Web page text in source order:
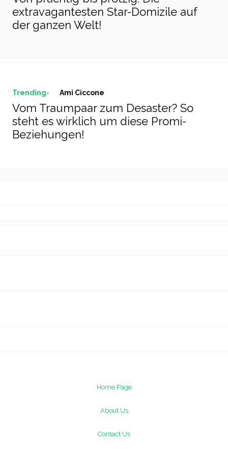
extravagantesten Star-Domizile auf
der ganzen Welt!
Trending- Ami Ciccone
Vom Traumpaar zum Desaster? So
steht es wirklich um diese Promi-
Beziehungen!
Home Page
About Us
Contact Us